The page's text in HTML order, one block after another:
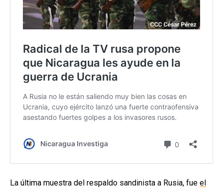
La última muestra del respaldo sandinista a Rusia, fue el